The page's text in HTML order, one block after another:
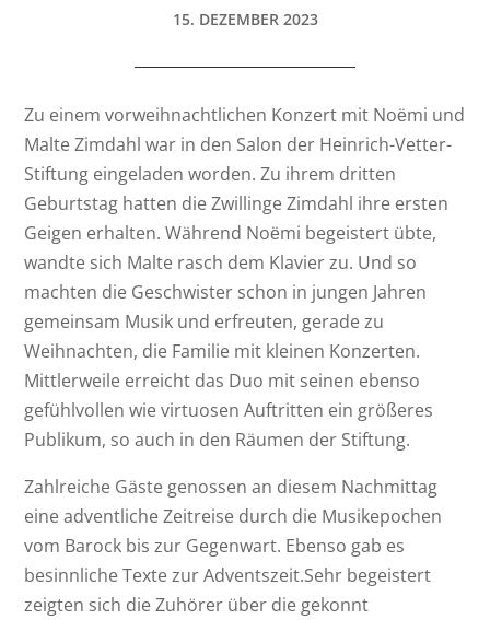
15. DEZEMBER 2023
Zu einem vorweihnachtlichen Konzert mit Noёmi und
Malte Zimdahl war in den Salon der Heinrich-Vetter-
Stiftung eingeladen worden. Zu ihrem dritten
Geburtstag hatten die Zwillinge Zimdahl ihre ersten
Geigen erhalten. Während Noёmi begeistert übte,
wandte sich Malte rasch dem Klavier zu. Und so
machten die Geschwister schon in jungen Jahren
gemeinsam Musik und erfreuten, gerade zu
Weihnachten, die Familie mit kleinen Konzerten.
Mittlerweile erreicht das Duo mit seinen ebenso
gefühlvollen wie virtuosen Auftritten ein größeres
Publikum, so auch in den Räumen der Stiftung.
Zahlreiche Gäste genossen an diesem Nachmittag
eine adventliche Zeitreise durch die Musikepochen
vom Barock bis zur Gegenwart. Ebenso gab es
besinnliche Texte zur Adventszeit.Sehr begeistert
zeigten sich die Zuhörer über die gekonnt